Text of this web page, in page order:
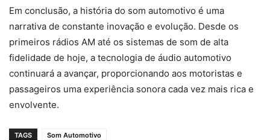
Em conclusão, a história do som automotivo é uma
narrativa de constante inovação e evolução. Desde os
primeiros rádios AM até os sistemas de som de alta
fidelidade de hoje, a tecnologia de áudio automotivo
continuará a avançar, proporcionando aos motoristas e
passageiros uma experiência sonora cada vez mais rica e
envolvente.
TAGS Som Automotivo